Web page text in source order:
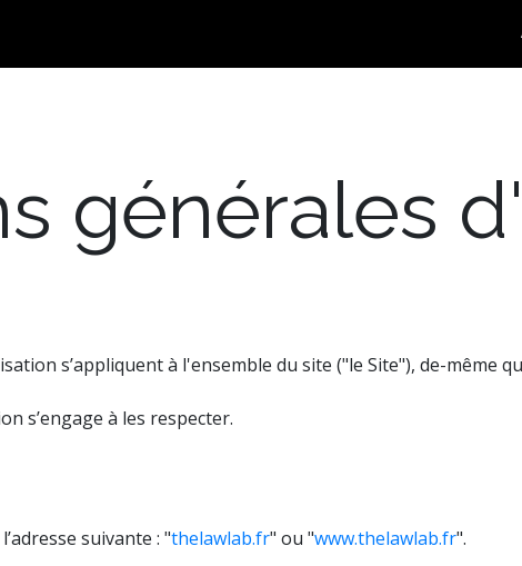
générales
s’appliquent à l'ensemble du site ("le Site"), de-même
s’engage à les respecter.
suivante : "thelawlab.fr" ou "www.thelawlab.fr".